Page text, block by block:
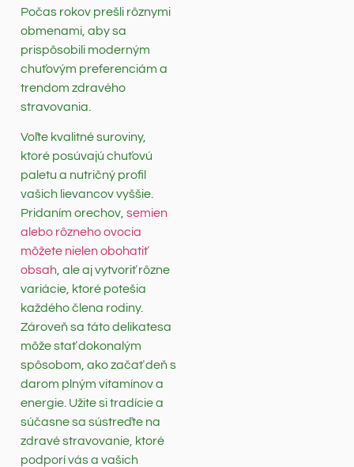
Počas rokov prešli rôznymi
obmenami, aby sa
prispôsobili moderným
chuťovým preferenciám a
trendom zdravého
stravovania.
Voľte kvalitné suroviny,
ktoré posúvajú chuťovú
paletu a nutričný profil
vašich lievancov vyššie.
Pridaním orechov, semien
alebo rôzneho ovocia
môžete nielen obohatiť
obsah , ale aj vytvoriť rôzne
variácie, ktoré potešia
každého člena rodiny.
Zároveň sa táto delikatesa
môže stať dokonalým
spôsobom, ako začať deň s
darom plným vitamínov a
energie. Užite si tradície a
súčasne sa sústreďte na
zdravé stravovanie, ktoré
podporí vás a vašich